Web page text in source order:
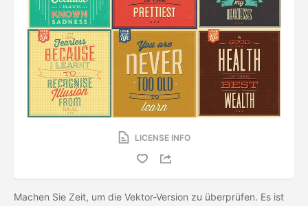
LICENSE INFO
Machen Sie Zeit, um die Vektor-Version zu überprüfen. Es ist